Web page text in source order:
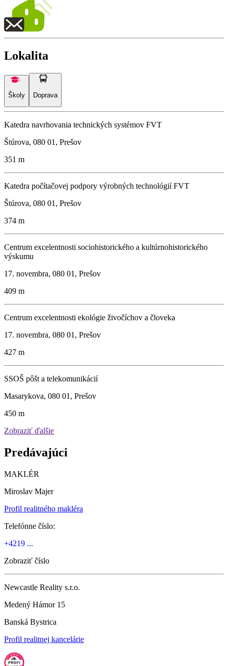
Lokalita
Školy Doprava
Katedra navrhovania technických systémov FVT
Štúrova, 080 01, Prešov
351 m
Katedra počítačovej podpory výrobných technológií FVT
Štúrova, 080 01, Prešov
374 m
Centrum excelentnosti sociohistorického a kultúrnohistorického
výskumu
17. novembra, 080 01, Prešov
409 m
Centrum excelentnosti ekológie živočíchov a človeka
17. novembra, 080 01, Prešov
427 m
SSOŠ pôšt a telekomunikácií
Masarykova, 080 01, Prešov
450 m
Zobraziť ďalšie
Predávajúci
MAKLÉR
Miroslav Majer
Profil realitného makléra
Telefónne číslo:
+4219 ...
Zobraziť číslo
Newcastle Reality s.r.o.
Medený Hámor 15
Banská Bystrica
Profil realitnej kancelárie